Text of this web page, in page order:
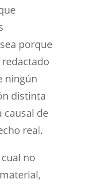
porque
ningún
distinta
causal de
real.
no